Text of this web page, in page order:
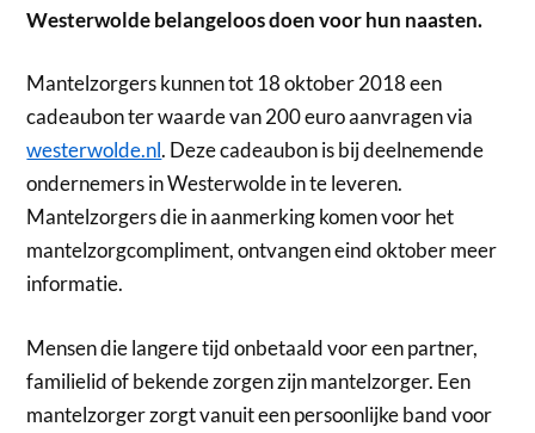
Westerwolde belangeloos doen voor hun naasten.
Mantelzorgers kunnen tot 18 oktober 2018 een
cadeaubon ter waarde van 200 euro aanvragen via
westerwolde.nl. Deze cadeaubon is bij deelnemende
ondernemers in Westerwolde in te leveren.
Mantelzorgers die in aanmerking komen voor het
mantelzorgcompliment, ontvangen eind oktober meer
informatie.
Mensen die langere tijd onbetaald voor een partner,
familielid of bekende zorgen zijn mantelzorger. Een
mantelzorger zorgt vanuit een persoonlijke band voor